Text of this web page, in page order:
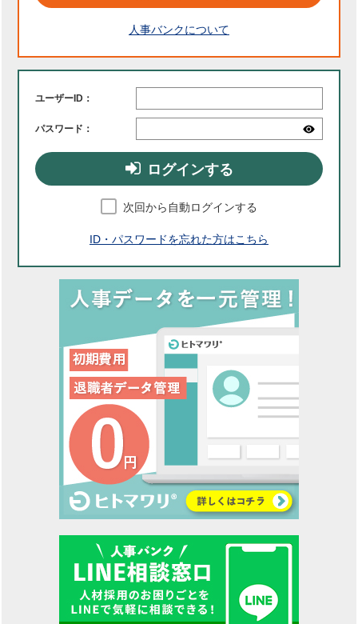
人事バンクについて
ユーザーID：
パスワード：
ログインする
次回から自動ログインする
ID・パスワードを忘れた方はこちら